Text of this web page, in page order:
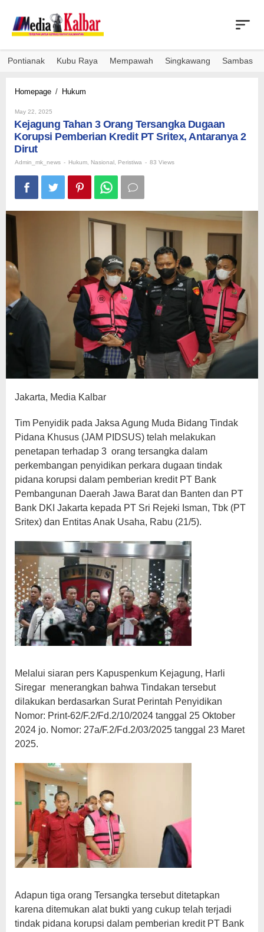
content
Pontianak Kubu Raya Mempawah Singkawang Sambas
Homepage / Hukum
Orang
Tersangka
Pemberian
Kredit
Sritex,
2
Dirut
May 22, 2025
Kejagung Tahan 3 Orang Tersangka Dugaan
Korupsi Pemberian Kredit PT Sritex, Antaranya 2
Dirut
Admin_mk_news - Hukum Nasional Peristiwa - 83 Views
Jakarta, Media Kalbar
Tim Penyidik pada Jaksa Agung Muda Bidang Tindak
Pidana Khusus (JAM PIDSUS) telah melakukan
penetapan terhadap 3 orang tersangka dalam
perkembangan penyidikan perkara dugaan tindak
pidana korupsi dalam pemberian kredit PT Bank
Pembangunan Daerah Jawa Barat dan Banten dan PT
Bank DKI Jakarta kepada PT Sri Rejeki Isman, Tbk (PT
Sritex) dan Entitas Anak Usaha, Rabu (21/5).
Melalui siaran pers Kapuspenkum Kejagung, Harli
Siregar menerangkan bahwa Tindakan tersebut
dilakukan berdasarkan Surat Perintah Penyidikan
Nomor: Print-62/F.2/Fd.2/10/2024 tanggal 25 Oktober
2024 jo. Nomor: 27a/F.2/Fd.2/03/2025 tanggal 23 Maret
2025.
Adapun tiga orang Tersangka tersebut ditetapkan
karena ditemukan alat bukti yang cukup telah terjadi
tindak pidana korupsi dalam pemberian kredit PT Bank